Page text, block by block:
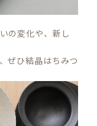
の変化や、新し
ぜひ結晶はちみつ